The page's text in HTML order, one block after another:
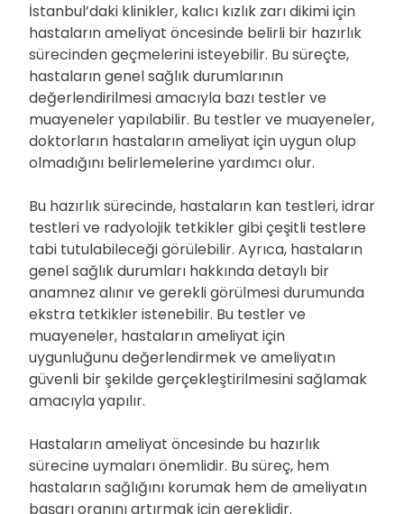
İstanbul’daki klinikler, kalıcı kızlık zarı dikimi için
hastaların ameliyat öncesinde belirli bir hazırlık
sürecinden geçmelerini isteyebilir. Bu süreçte,
hastaların genel sağlık durumlarının
değerlendirilmesi amacıyla bazı testler ve
muayeneler yapılabilir. Bu testler ve muayeneler,
doktorların hastaların ameliyat için uygun olup
olmadığını belirlemelerine yardımcı olur.
Bu hazırlık sürecinde, hastaların kan testleri, idrar
testleri ve radyolojik tetkikler gibi çeşitli testlere
tabi tutulabileceği görülebilir. Ayrıca, hastaların
genel sağlık durumları hakkında detaylı bir
anamnez alınır ve gerekli görülmesi durumunda
ekstra tetkikler istenebilir. Bu testler ve
muayeneler, hastaların ameliyat için
uygunluğunu değerlendirmek ve ameliyatın
güvenli bir şekilde gerçekleştirilmesini sağlamak
amacıyla yapılır.
Hastaların ameliyat öncesinde bu hazırlık
sürecine uymaları önemlidir. Bu süreç, hem
hastaların sağlığını korumak hem de ameliyatın
başarı oranını artırmak için gereklidir.